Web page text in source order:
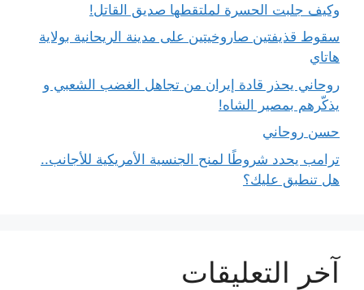
وكيف جلبت الحسرة لملتقطها صديق القاتل!
سقوط قذيفتين صاروخيتين على مدينة الريحانية بولاية
هاتاي
روحاني يحذر قادة إيران من تجاهل الغضب الشعبي و
يذكّرهم بمصير الشاه!
حسن روحاني
ترامب يحدد شروطًا لمنح الجنسية الأمريكية للأجانب..
هل تنطبق عليك؟
آخر التعليقات